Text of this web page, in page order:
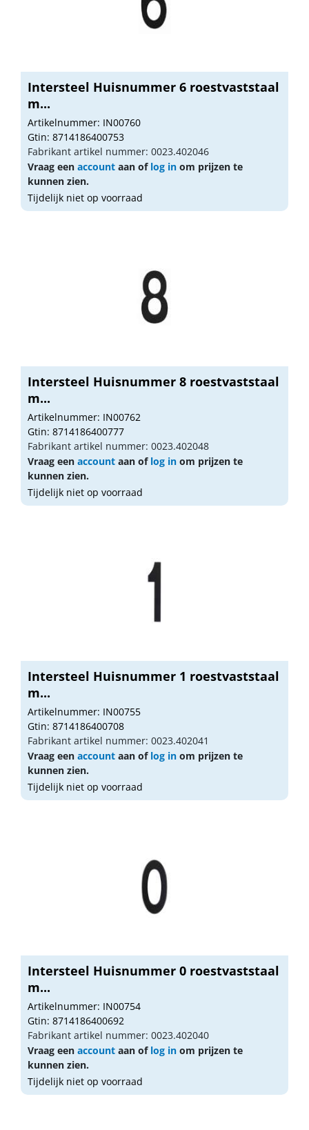
Intersteel Huisnummer 6 roestvaststaal
m...
Artikelnummer: IN00760
Gtin: 8714186400753
Fabrikant artikel nummer: 0023.402046
Vraag een account aan of log in om prijzen te
kunnen zien.
Tijdelijk niet op voorraad
Intersteel Huisnummer 8 roestvaststaal
m...
Artikelnummer: IN00762
Gtin: 8714186400777
Fabrikant artikel nummer: 0023.402048
Vraag een account aan of log in om prijzen te
kunnen zien.
Tijdelijk niet op voorraad
Intersteel Huisnummer 1 roestvaststaal
m...
Artikelnummer: IN00755
Gtin: 8714186400708
Fabrikant artikel nummer: 0023.402041
Vraag een account aan of log in om prijzen te
kunnen zien.
Tijdelijk niet op voorraad
Intersteel Huisnummer 0 roestvaststaal
m...
Artikelnummer: IN00754
Gtin: 8714186400692
Fabrikant artikel nummer: 0023.402040
Vraag een account aan of log in om prijzen te
kunnen zien.
Tijdelijk niet op voorraad